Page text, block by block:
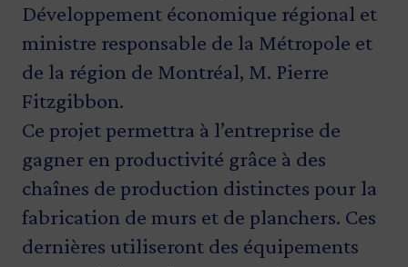
Développement économique régional et
ministre responsable de la Métropole et
de la région de Montréal, M. Pierre
Fitzgibbon.
Ce projet permettra à l’entreprise de
gagner en productivité grâce à des
chaînes de production distinctes pour la
fabrication de murs et de planchers. Ces
dernières utiliseront des équipements